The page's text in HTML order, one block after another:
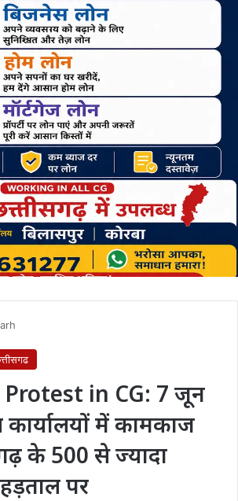
in CG: 7 जून
में कामकाज
के 500 से ज्यादा
पर